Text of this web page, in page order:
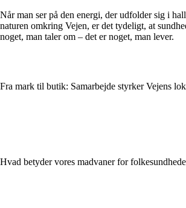
Når man ser på den energi, der udfolder sig i
naturen omkring Vejen, er det tydeligt, at
noget, man taler om – det er noget, man lever.
Fra mark til butik: Samarbejde styrker Vejens
Hvad betyder vores madvaner for